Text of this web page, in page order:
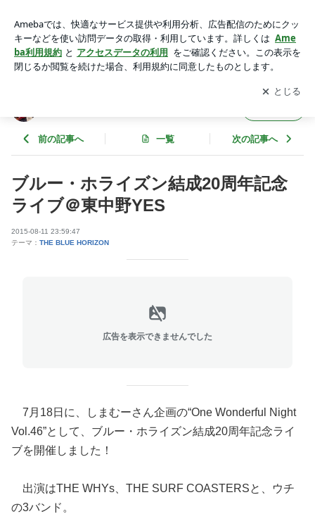
キ・インスト・ア・ゴー・ゴー！
アプリをダウンロードして ブログの更新通知
を受け取りまし
ょう。
開く
前の記事へ 一覧 次の記事へ
ブルー・ホライズン結成20周年記念
ライブ＠東中野YES
2015-08-11 23:59:47
テーマ： THE BLUE HORIZON
広告を表示できませんでした
7月18日に、しまむーさん企画の“One Wonderful Night
Vol.46”として、ブルー・ホライズン結成20周年記念ライ
ブを開催しました！
出演はTHE WHYs、THE SURF COASTERSと、ウチ
の3バンド。